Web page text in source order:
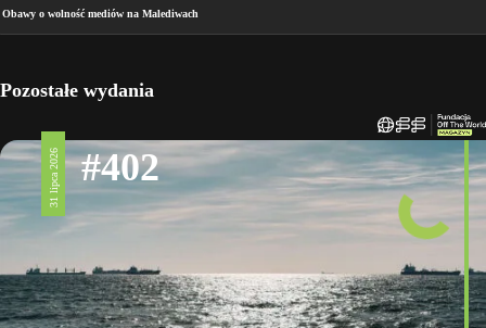
Obawy o wolność mediów na Malediwach
Pozostałe wydania
31 lipca 2026 #402